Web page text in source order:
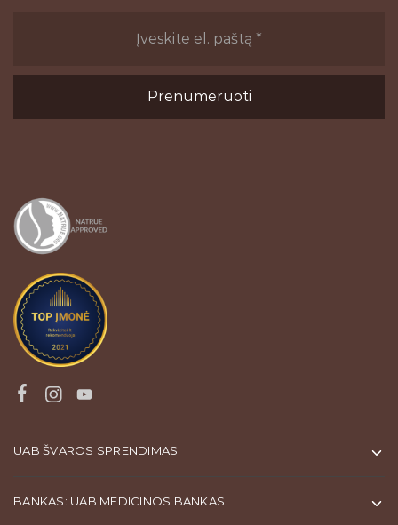
UAB ŠVAROS SPRENDIMAS
BANKAS: UAB MEDICINOS BANKAS